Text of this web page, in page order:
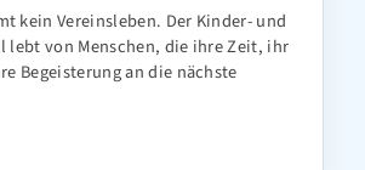
kein Vereinsleben. Der Kinder- und
lebt von Menschen, die ihre Zeit, ihr
Begeisterung an die nächste